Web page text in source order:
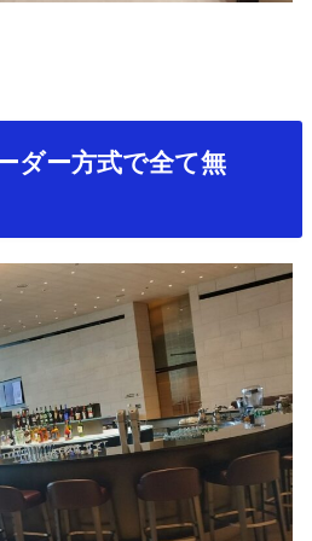
ダー方式で全て無